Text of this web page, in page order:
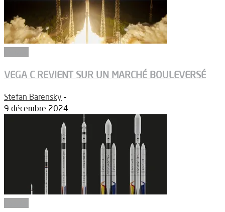
VEGA C REVIENT SUR UN MARCHÉ BOULEVERSÉ
Stefan Barensky -
9 décembre 2024